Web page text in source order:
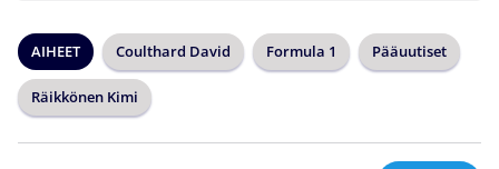
AIHEET Coulthard David Formula 1 Pääuutiset
Räikkönen Kimi